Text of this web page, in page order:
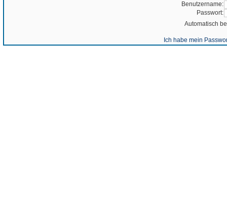
Benutzername:
Passwort:
Automatisch
Ich habe mein